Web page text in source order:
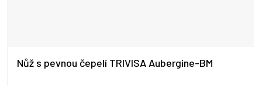
Nůž s pevnou čepelí TRIVISA Aubergine-BM